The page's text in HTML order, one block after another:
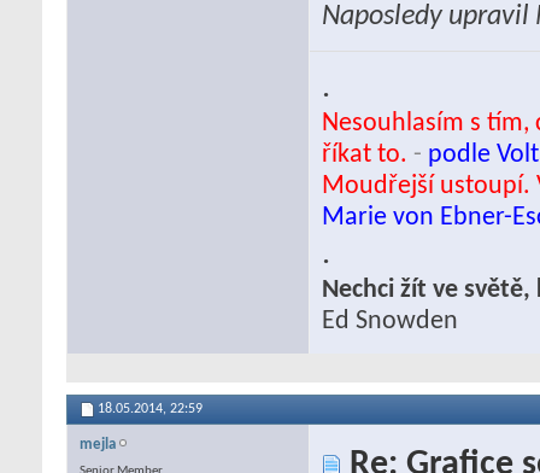
Naposledy
.
Nesouhlasím s
říkat to. - podle
Moudřejší ustoupí.
Marie von Ebner-
.
Nechci žít ve
Ed Snowden
18.05.2014, 22:59
mejla
Re: Grafice